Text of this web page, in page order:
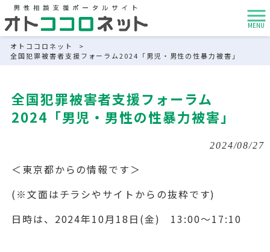
MENU
オトココロネット
>
全国犯罪被害者支援フォーラム2024「男児・男性の性暴力被害」
全国犯罪被害者支援フォーラム
2024「男児・男性の性暴力被害」
2024/08/27
＜東京都からの情報です＞
(※文面はチラシやサイトからの抜粋です)
日時は、2024年10月18日(金) 13:00～17:10